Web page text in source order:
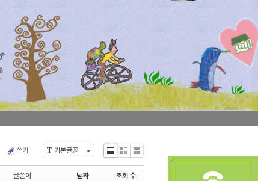
T 기본글꼴
쓰기
Li
Zi
G
글쓴이 날짜 조회 수